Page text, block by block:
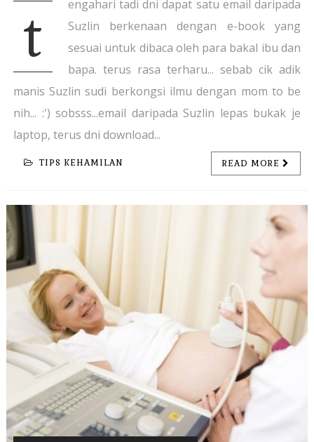
t
engahari tadi dni dapat satu email daripada
Suzlin berkenaan dengan e-book yang
sesuai untuk dibaca oleh para bakal ibu dan
bapa. terus rasa terharu... sebab cik adik
manis Suzlin sudi berkongsi ilmu dengan mom to be
nih... :') sobsss...email daripada Suzlin lepas bukak je
laptop, terus dni download...
TIPS KEHAMILAN READ MORE